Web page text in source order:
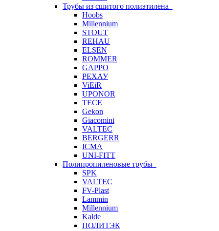
Трубы из сшитого полиэтилена
Hoobs
Millennium
STOUT
REHAU
ELSEN
ROMMER
GAPPO
РЕХАУ
ViEiR
UPONOR
TECE
Gekon
Giacomini
VALTEC
BERGERR
ICMA
UNI-FITT
Полипропиленовые трубы
SPK
VALTEC
FV-Plast
Lammin
Millennium
Kalde
ПОЛИТЭК